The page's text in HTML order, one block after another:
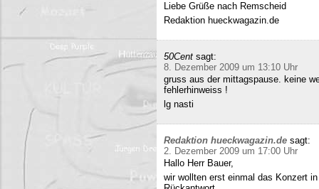
Liebe Grüße nach Remscheid
Redaktion hueckwagazin.de
50Cent sagt:
8. Dezember 2009 um 13:10 Uhr
gruss aus der mittagspause. keine
fehlerhinweiss !
lg nasti
Redaktion hueckwagazin.de sagt:
2. Dezember 2009 um 17:00 Uhr
Hallo Herr Bauer,
wir wollten erst einmal das Konzert